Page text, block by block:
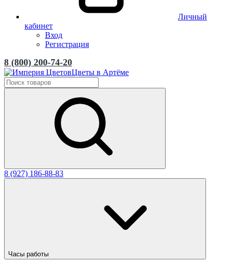
Личный
кабинет
Вход
Регистрация
8 (800) 200-74-20
Цветы в Артёме
8 (927) 186-88-83
Часы работы